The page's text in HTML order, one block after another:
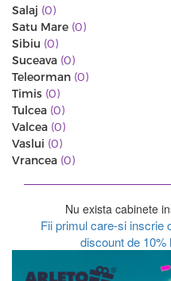
Salaj (0)
Satu Mare (0)
Sibiu (0)
Suceava (0)
Teleorman (0)
Timis (0)
Tulcea (0)
Valcea (0)
Vaslui (0)
Vrancea (0)
Nu exista cabinete
Fii primul care-si inscrie
discount de 10%